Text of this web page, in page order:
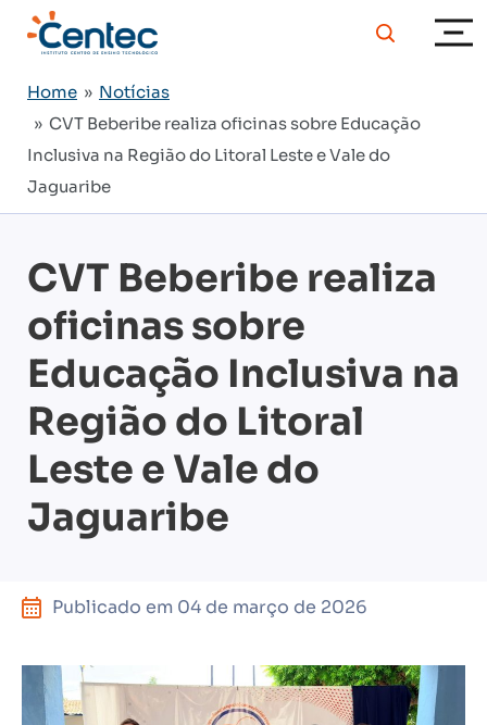
Home » Notícias
» CVT Beberibe realiza oficinas sobre Educação
Inclusiva na Região do Litoral Leste e Vale do
Jaguaribe
CVT Beberibe realiza
oficinas sobre
Educação Inclusiva na
Região do Litoral
Leste e Vale do
Jaguaribe
Publicado em 04 de março de 2026